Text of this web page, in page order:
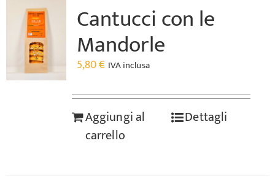
Cantucci con le
Mandorle
5,80€ IVA inclusa
Aggiungi al
carrello
Dettagli